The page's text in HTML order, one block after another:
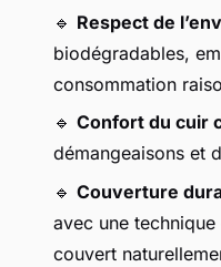
🔹 Respect de
biodégradables,
consommation
🔹 Confort du cuir
démangeaisons et
🔹 Couverture
avec une
couvert